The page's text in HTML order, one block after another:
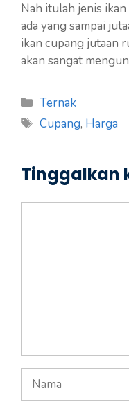
Nah itulah jenis
ada yang sampai
ikan cupang jutaan
akan sangat
Kategori
Ternak
Tag
Cupang, Harga
Tinggalkan
Nama